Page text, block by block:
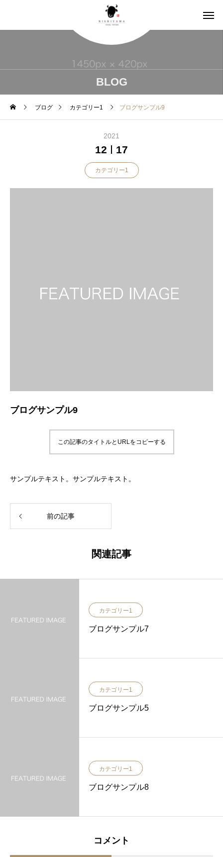
BLOG
ブログ カテゴリー1 ブログサンプル9
2021
12 17
カテゴリー1
ブログサンプル9
この記事のタイトルとURLをコピーする
サンプルテキスト。サンプルテキスト。
前の記事
関連記事
カテゴリー1
ブログサンプル7
カテゴリー1
ブログサンプル5
カテゴリー1
ブログサンプル8
コメント